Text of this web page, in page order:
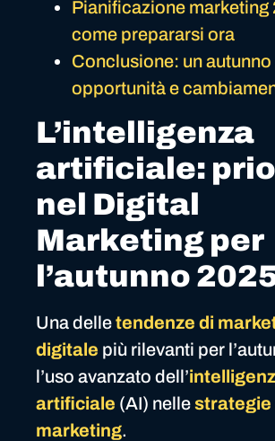
Pianificazione marketing
come prepararsi ora
Conclusione: un autunno
opportunità e
L’intelligenza
artificiale:
nel Digital
Marketing per
l’autunno
Una delletendenze di
digitale più rilevanti per
l’uso avanzato dell’
artificiale (AI) nellestrategie
marketing.